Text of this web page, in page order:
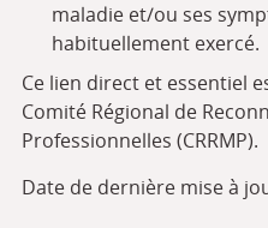
maladie et/ou ses
habituellement exercé.
Ce lien direct et essentiel
Comité Régional de
Professionnelles (CRRMP).
Date de dernière mise à